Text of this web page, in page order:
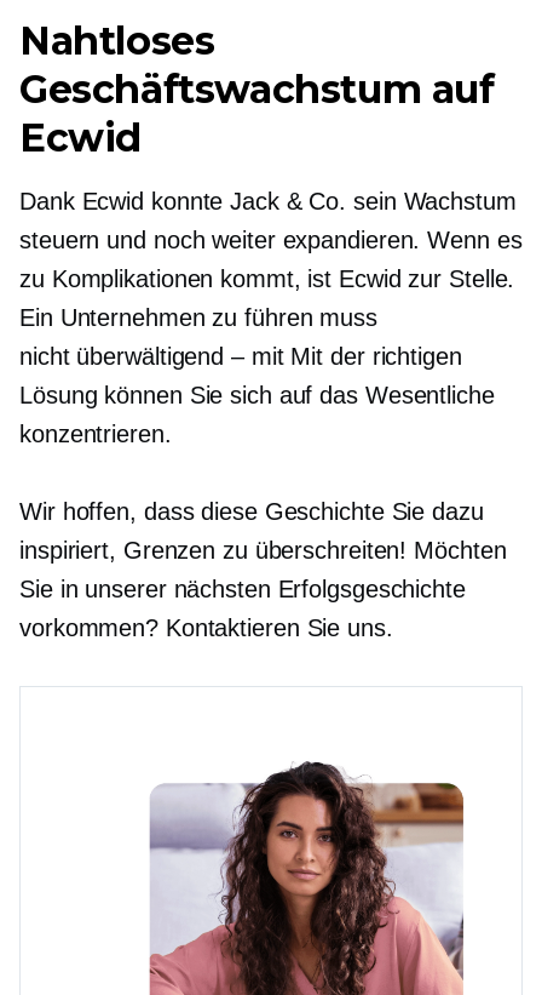
Nahtloses
Geschäftswachstum auf
Ecwid
Dank Ecwid konnte Jack & Co. sein Wachstum
steuern und noch weiter expandieren. Wenn es
zu Komplikationen kommt, ist Ecwid zur Stelle.
Ein Unternehmen zu führen muss
nicht überwältigend – mitMit der richtigen
Lösung können Sie sich auf das Wesentliche
konzentrieren.
Wir hoffen, dass diese Geschichte Sie dazu
inspiriert, Grenzen zu überschreiten! Möchten
Sie in unserer nächsten Erfolgsgeschichte
vorkommen? Kontaktieren Sie uns.